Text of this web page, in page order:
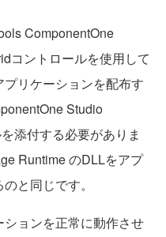
ComponentOne
コントロールを使用して
リケーションを配布す
Studio
添付する必要がありま
Runtime のDLLをアプ
と同じです。
ョンを正常に動作させ